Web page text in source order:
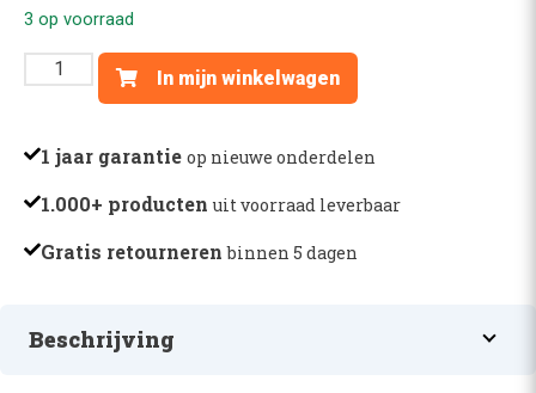
3 op voorraad
LUCHTFILTERSET
KABINE
SERIE
STK)
AL71259
In mijn winkelwagen
1 jaar garantie op nieuwe onderdelen
1.000+ producten uit voorraad leverbaar
Gratis retournerenbinnen 5 dagen
Beschrijving